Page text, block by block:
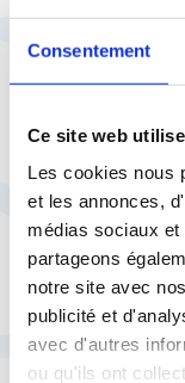
Consentement
Ce site web
Les cookies nous
et les annonces,
médias sociaux
partageons
notre site avec
publicité et
avec d'autres
ou qu'ils ont
Cyril
23 juin |
médias
Fin de
«